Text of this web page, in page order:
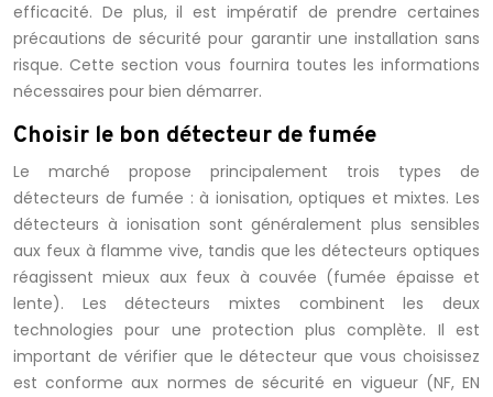
efficacité. De plus, il est impératif de prendre certaines
précautions de sécurité pour garantir une installation sans
risque. Cette section vous fournira toutes les informations
nécessaires pour bien démarrer.
Choisir le bon détecteur de fumée
Le marché propose principalement trois types de
détecteurs de fumée : à ionisation, optiques et mixtes. Les
détecteurs à ionisation sont généralement plus sensibles
aux feux à flamme vive, tandis que les détecteurs optiques
réagissent mieux aux feux à couvée (fumée épaisse et
lente). Les détecteurs mixtes combinent les deux
technologies pour une protection plus complète. Il est
important de vérifier que le détecteur que vous choisissez
est conforme aux normes de sécurité en vigueur (NF, EN